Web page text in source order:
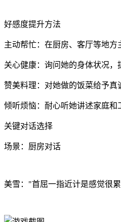
好感度提升方法
主动帮忙：在厨房、客厅等地方
关心健康：询问她的身体状况，
赞美料理：对她做的饭菜给予真
倾听烦恼：耐心听她讲述家庭和
关键对话选择
场景：厨房对话
美雪："首屈一指近计是感觉很